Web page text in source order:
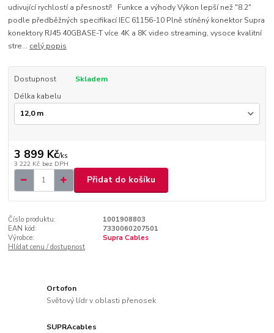
udivující rychlostí a přesností! Funkce a výhody Výkon lepší než "8.2"
podle předběžných specifikací IEC 61156-10 Plně stíněný konektor Supra
konektory RJ45 40GBASE-T více 4K a 8K video streaming, vysoce kvalitní
stre... celý popis
Dostupnost
Skladem
Délka kabelu
3 899 Kč/ks
3 222 Kč bez DPH
Přidat do košíku
Číslo produktu:
1001908803
EAN kód:
7330060207501
Výrobce:
Supra Cables
Hlídat cenu / dostupnost
Ortofon
Světový lídr v oblasti přenosek
SUPRAcables